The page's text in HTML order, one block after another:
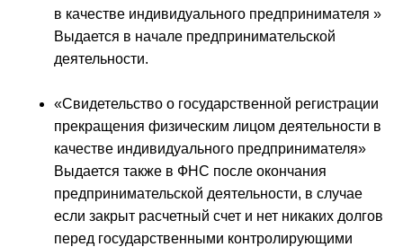
в качестве индивидуального предпринимателя »
Выдается в начале предпринимательской
деятельности.
«Свидетельство о государственной регистрации
прекращения физическим лицом деятельности в
качестве индивидуального предпринимателя»
Выдается также в ФНС после окончания
предпринимательской деятельности, в случае
если закрыт расчетный счет и нет никаких долгов
перед государственными контролирующими